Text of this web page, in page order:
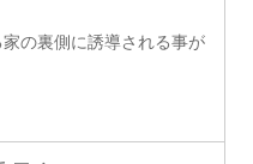
の裏側に誘導される事が